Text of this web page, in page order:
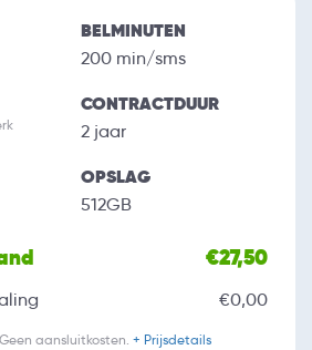
BELMINUTEN
200 min/sms
CONTRACTDUUR
2 jaar
OPSLAG
512GB
€27,50
€0,00
aansluitkosten. + Prijsdetails